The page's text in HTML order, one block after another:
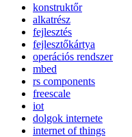
konstruktőr
alkatrész
fejlesztés
fejlesztőkártya
operációs rendszer
mbed
rs components
freescale
iot
dolgok internete
internet of things